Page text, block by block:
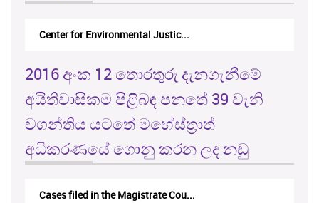
Center for Environmental Justic...
2016 අංක 12 තොරතුරු දැනගැනීමේ
අයිතිවාසිකම පිළිබඳ පනතේ 39 වැනි
වගන්තිය යටතේ මහේස්ත්‍රාත්
අධිකරණයේ ගොනු කරන ලද නඩු
Cases filed in the Magistrate Cou...